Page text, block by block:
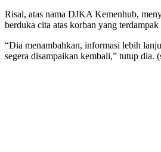
Risal, atas nama DJKA Kemenhub,
berduka cita atas korban yang
“Dia menambahkan, informasi lebih
segera disampaikan kembali,” tutup dia.